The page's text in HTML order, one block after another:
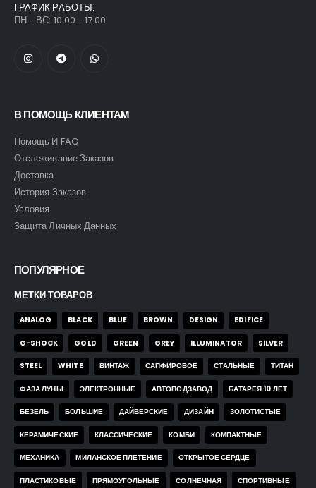
ГРАФИК РАБОТЫ:
ПН - ВС: 10.00 - 17.00
В ПОМОЩЬ КЛИЕНТАМ
Помощь И FAQ
Отслеживание Заказов
Доставка
История Заказов
Условия
Защита Личных Данных
ПОПУЛЯРНОЕ
МЕТКИ ТОВАРОВ
ANALOG BLACK BLUE BROWN DESIGN EDIFICE
G-SHOCK GOLD GREEN GREY ILLUMINATOR SILVER
STEEL WHITE ВИНТАЖ САПФИРОВОЕ СТАЛЬНЫЕ ТИТАН
ФАЗА ЛУНЫ ЭЛЕКТРОННЫЕ АВТОПОДЗАВОД БАТАРЕЯ 10 ЛЕТ
БЕЗЕЛЬ БОЛЬШИЕ ДАЙВЕРСКИЕ ДИЗАЙН ЗОЛОТИСТЫЕ
КЕРАМИЧЕСКИЕ КЛАССИЧЕСКИЕ КОМБИ КОМПАКТНЫЕ
МЕХАНИКА МИЛАНСКОЕ ПЛЕТЕНИЕ ОТКРЫТОЕ СЕРДЦЕ
ПЛАСТИКОВЫЕ ПРЯМОУГОЛЬНЫЕ СОЛНЕЧНАЯ СПОРТИВНЫЕ